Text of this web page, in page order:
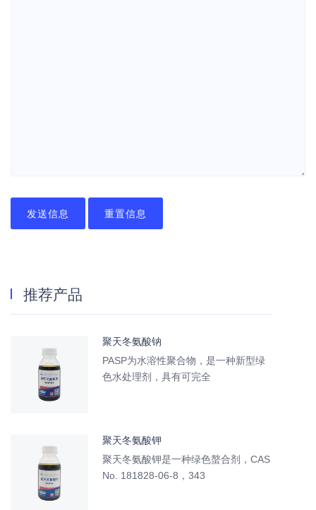
发送信息 重置信息
推荐产品
聚天冬氨酸钠
PASP为水溶性聚合物，是一种新型绿
色水处理剂，具有可完全
聚天冬氨酸钾
聚天冬氨酸钾是一种绿色螯合剂，CAS
No. 181828-06-8，343